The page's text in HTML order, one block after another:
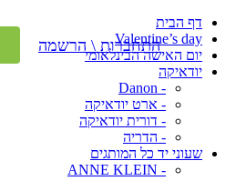
דף הבית
Valentine’s day
יום האישה הבינלאומי
יודאיקה
- Danon
- ארט יודאיקה
- דורית יודאיקה
- הדריה
שעוני יד כל המותגים
- ANNE KLEIN
התחברות \ הרשמה